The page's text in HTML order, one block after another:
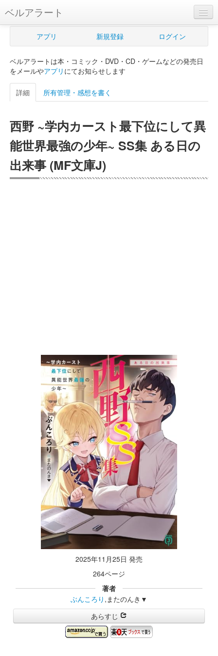
ベルアラート
ベルアラートとは
新規登録
ログイン
購入管理
Myシェルフ
プレミアム
アプリ 新規登録 ログイン
ベルアラートは本・コミック・DVD・CD・ゲームなどの発売日
をメールやアプリ にてお知らせします
詳細 所有管理・感想を書く
西野 ~学内カースト最下位にして異
能世界最強の少年~ SS集 ある日の
出来事 (MF文庫J)
2025年11月25日 発売
264ページ
著者
ぶんころり ,またのんき▼
あらすじ